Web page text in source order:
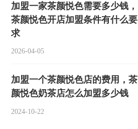
加盟一家茶颜悦色需要多少钱，
茶颜悦色开店加盟条件有什么要
求
2026-04-05
加盟一个茶颜悦色店的费用，茶
颜悦色奶茶店怎么加盟多少钱
2024-10-22